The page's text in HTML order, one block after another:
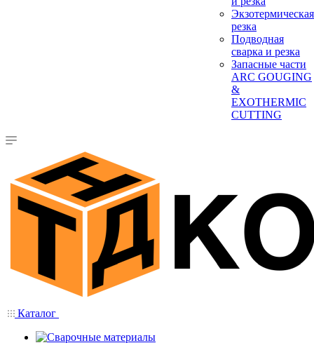
Экзотермическая
резка
Подводная
сварка и резка
Запасные части
ARC GOUGING
&
EXOTHERMIC
CUTTING
Каталог